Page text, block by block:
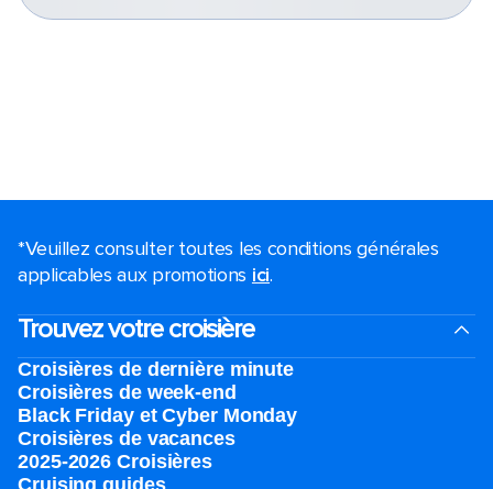
*Veuillez consulter toutes les conditions générales
applicables aux promotions ici.
Trouvez votre croisière
Croisières de dernière minute
Croisières de week-end
Black Friday et Cyber Monday
Croisières de vacances
2025-2026 Croisières
Cruising guides